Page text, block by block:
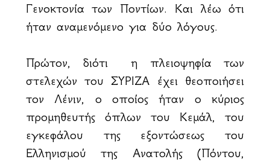
Γενοκτονία των Ποντίων. Και λέω ότι
ήταν αναμενόμενο για δύο λόγους.
Πρώτον, διότι η πλειοψηφία των
στελεχών του ΣΥΡΙΖΑ έχει θεοποιήσει
τον Λένιν, ο οποίος ήταν ο κύριος
προμηθευτής όπλων του Κεμάλ, του
εγκεφάλου της εξοντώσεως του
Ελληνισμού της Ανατολής (Πόντου,